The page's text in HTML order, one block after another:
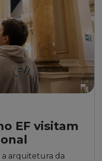
EF visitam
a arquitetura da